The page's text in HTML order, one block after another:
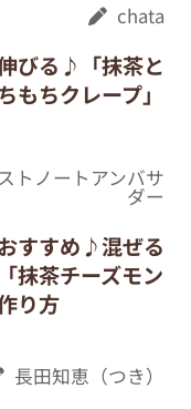
chata
びる♪「抹茶と
もちクレープ」
トノートアンバサ
ダー
すすめ♪混ぜる
抹茶チーズモン
り方
長田知恵（つき）